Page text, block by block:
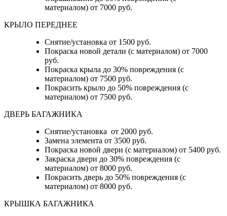
материалом) от 7000 руб.
КРЫЛО ПЕРЕДНЕЕ
Снятие/установка от 1500 руб.
Покраска новой детали (с материалом) от 7000
руб.
Покраска крыла до 30% повреждения (с
материалом) от 7500 руб.
Покрасить крыло до 50% повреждения (с
материалом) от 7500 руб.
ДВЕРЬ БАГАЖНИКА
Снятие/установка от 2000 руб.
Замена элемента от 3500 руб.
Покраска новой двери (с материалом) от 5400 руб.
Закраска двери до 30% повреждения (с
материалом) от 8000 руб.
Покрасить дверь до 50% повреждения (с
материалом) от 8000 руб.
КРЫШКА БАГАЖНИКА